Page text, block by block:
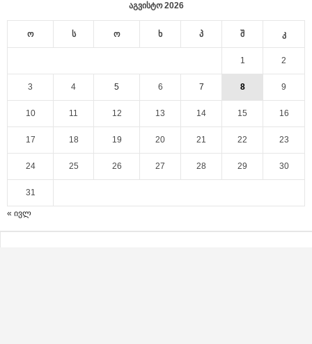
აგვისტო 2026
ო ს ო ხ პ შ კ
1 2
3 4 5 6 7 8 9
10 11 12 13 14 15 16
17 18 19 20 21 22 23
24 25 26 27 28 29 30
31
« ივლ